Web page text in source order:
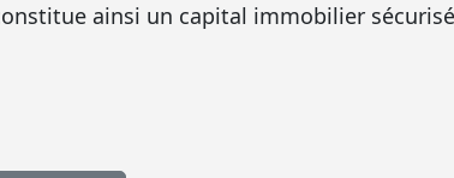
ainsi un capital immobilier